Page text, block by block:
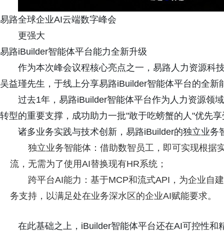
易路全球企业AI云端数字峰会
更强大
易路iBuilder智能体平台能力全新升级
作为本次峰会议程核心亮点之一，易路人力资源科
吴益瑾先生，于线上分享易路iBuilder智能体平台的全新
过去1年，易路iBuilder智能体平台作为人力资源领
转型的重要支撑，成功助力一批"敢于吃螃蟹的人"优先
诸多业务实践与技术创新，易路iBuilder的独立业务
独立业务智能体：借助数智员工，即可实现根据
流，无需为了使用AI替换现有HR系统；
跨平台AI能力：基于MCP和流式API，为企业自
务支持，以满足处在业务深水区的企业AI赋能要求。
在此基础之上，iBuilder智能体平台还在AI可控性